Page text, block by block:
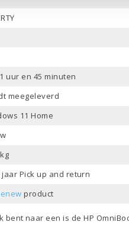
uur en 45 minuten
meegeleverd
11 Home
jaar Pick up and return
product
naar een is de HP